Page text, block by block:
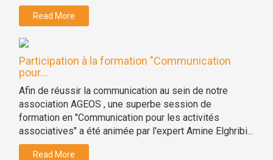
Read More
Participation à la formation "Communication
pour...
Afin de réussir la communication au sein de notre
association AGEOS , une superbe session de
formation en "Communication pour les activités
associatives" a été animée par l'expert Amine Elghribi...
Read More